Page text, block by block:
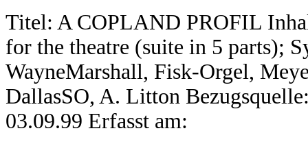
Titel: A COPLAND PROFIL
for the theatre (suite in 5 parts);
WayneMarshall, Fisk-Orgel,
DallasSO, A. Litton
03.09.99 Erfasst am: